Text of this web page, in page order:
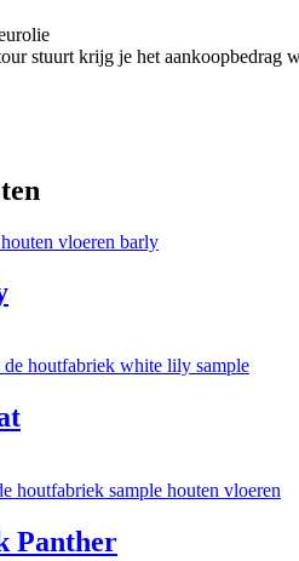
stuurt krijg je het aankoopbedrag
Panther